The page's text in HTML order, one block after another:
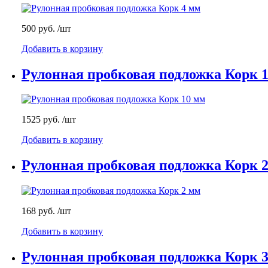
500 руб. /шт
Добавить в корзину
Рулонная пробковая подложка Корк
1525 руб. /шт
Добавить в корзину
Рулонная пробковая подложка Корк
168 руб. /шт
Добавить в корзину
Рулонная пробковая подложка Корк